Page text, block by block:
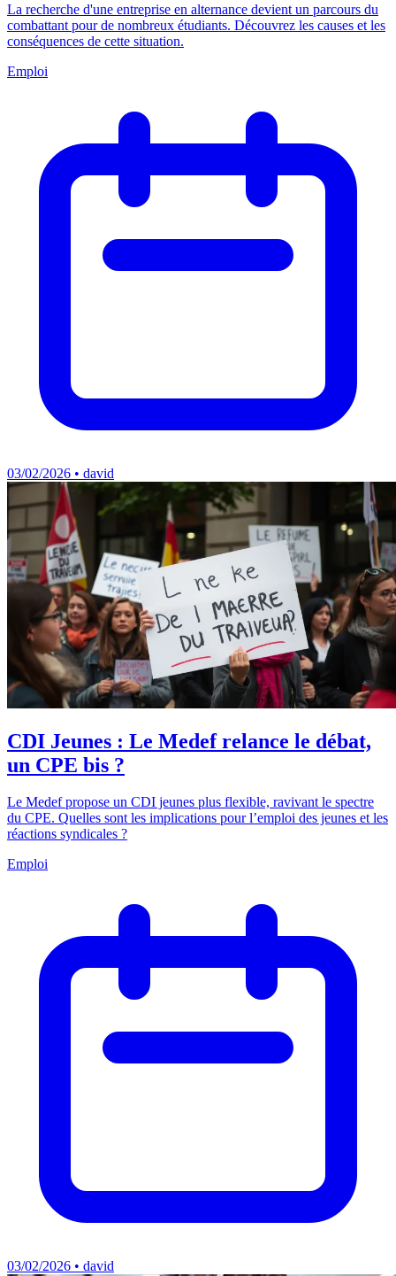
La recherche d'une entreprise en alternance devient un parcours du
combattant pour de nombreux étudiants. Découvrez les causes et les
conséquences de cette situation.
Emploi
03/02/2026 • david
CDI Jeunes : Le Medef relance le débat,
un CPE bis ?
Le Medef propose un CDI jeunes plus flexible, ravivant le spectre
du CPE. Quelles sont les implications pour l’emploi des jeunes et les
réactions syndicales ?
Emploi
03/02/2026 • david